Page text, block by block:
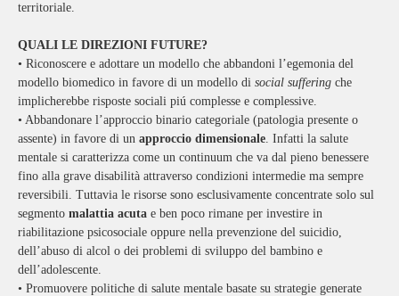
territoriale.
QUALI LE DIREZIONI FUTURE?
• Riconoscere e adottare un modello che abbandoni l’egemonia del
modello biomedico in favore di un modello di social suffering che
implicherebbe risposte sociali piú complesse e complessive.
• Abbandonare l’approccio binario categoriale (patologia presente o
assente) in favore di un approccio dimensionale. Infatti la salute
mentale si caratterizza come un continuum che va dal pieno benessere
fino alla grave disabilità attraverso condizioni intermedie ma sempre
reversibili. Tuttavia le risorse sono esclusivamente concentrate solo sul
segmento malattia acuta e ben poco rimane per investire in
riabilitazione psicosociale oppure nella prevenzione del suicidio,
dell’abuso di alcol o dei problemi di sviluppo del bambino e
dell’adolescente.
• Promuovere politiche di salute mentale basate su strategie generate